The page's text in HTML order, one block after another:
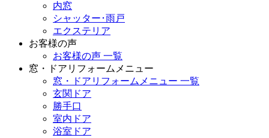
内窓
シャッター･雨戸
エクステリア
お客様の声
お客様の声 一覧
窓・ドアリフォームメニュー
窓・ドアリフォームメニュー 一覧
玄関ドア
勝手口
室内ドア
浴室ドア